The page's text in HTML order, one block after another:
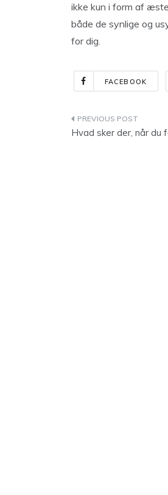
ikke kun i form af
både de synlige og
for dig.
FACEBOOK
Hvad sker der, når du